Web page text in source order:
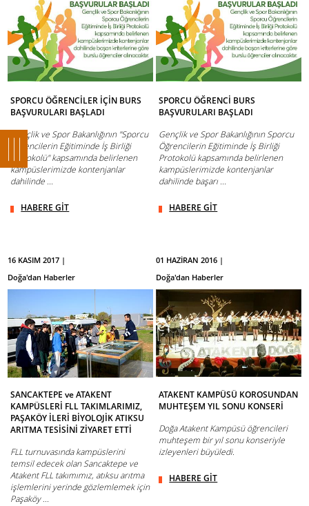
SPORCU ÖĞRENCİLER İÇİN BURS
BAŞVURULARI BAŞLADI
Gençlik ve Spor Bakanlığının "Sporcu
Öğrencilerin Eğitiminde İş Birliği
Protokolü" kapsamında belirlenen
kampüslerimizde kontenjanlar
dahilinde ...
HABERE GİT
SPORCU ÖĞRENCİ BURS
BAŞVURULARI BAŞLADI
Gençlik ve Spor Bakanlığının Sporcu
Öğrencilerin Eğitiminde İş Birliği
Protokolü kapsamında belirlenen
kampüslerimizde kontenjanlar
dahilinde başarı ...
HABERE GİT
16 KASIM 2017 |
Doğa'dan Haberler
SANCAKTEPE ve ATAKENT
KAMPÜSLERİ FLL TAKIMLARIMIZ,
PAŞAKÖY İLERİ BİYOLOJİK ATIKSU
ARITMA TESİSİNİ ZİYARET ETTİ
FLL turnuvasında kampüslerini
temsil edecek olan Sancaktepe ve
Atakent FLL takımımız, atıksu arıtma
işlemlerini yerinde gözlemlemek için
Paşaköy ...
01 HAZİRAN 2016 |
Doğa'dan Haberler
ATAKENT KAMPÜSÜ KOROSUNDAN
MUHTEŞEM YIL SONU KONSERİ
Doğa Atakent Kampüsü öğrencileri
muhteşem bir yıl sonu konseriyle
izleyenleri büyüledi.
HABERE GİT